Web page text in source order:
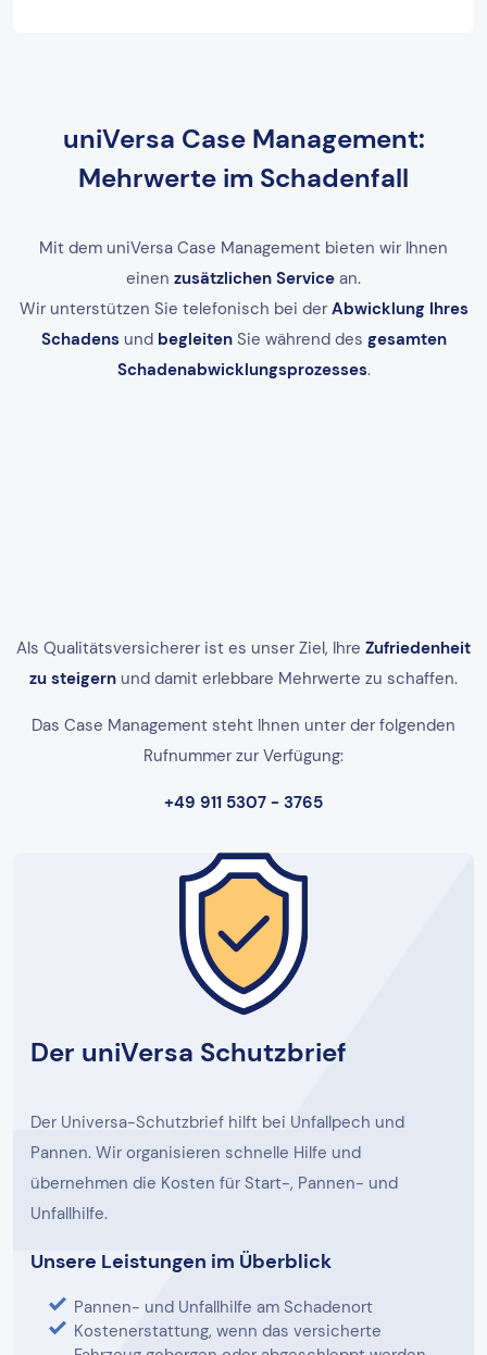
uniVersa Case Management:
Mehrwerte im Schadenfall
Mit dem uniVersa Case Management bieten wir Ihnen
einen zusätzlichen Service an.
Wir unterstützen Sie telefonisch bei der Abwicklung Ihres
Schadensund begleitenSie während des gesamten
Schadenabwicklungsprozesses.
Als Qualitätsversicherer ist es unser Ziel, Ihre Zufriedenheit
zu steigern und damit erlebbare Mehrwerte zu schaffen.
Das Case Management steht Ihnen unter der folgenden
Rufnummer zur Verfügung:
+49 911 5307 - 3765
Der uniVersa Schutzbrief
Der Universa-Schutzbrief hilft bei Unfallpech und
Pannen. Wir organisieren schnelle Hilfe und
übernehmen die Kosten für Start-, Pannen- und
Unfallhilfe.
Unsere Leistungen im Überblick
Pannen- und Unfallhilfe am Schadenort
Kostenerstattung, wenn das versicherte